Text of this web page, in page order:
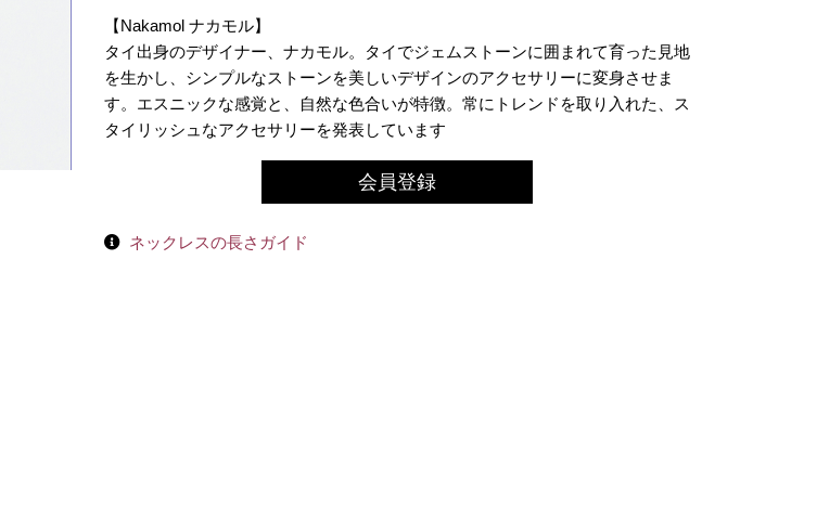
【Nakamol ナカモル】
タイ出身のデザイナー、ナカモル。タイでジェムストーンに囲まれて育った見地
を生かし、シンプルなストーンを美しいデザインのアクセサリーに変身させま
す。エスニックな感覚と、自然な色合いが特徴。常にトレンドを取り入れた、ス
タイリッシュなアクセサリーを発表しています
会員登録
ネックレスの長さガイド